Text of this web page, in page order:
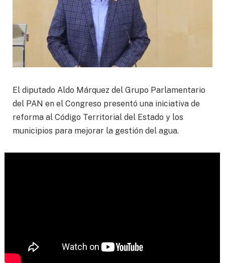
El diputado Aldo Márquez del Grupo Parlamentario
del PAN en el Congreso presentó una iniciativa de
reforma al Código Territorial del Estado y los
municipios para mejorar la gestión del agua.